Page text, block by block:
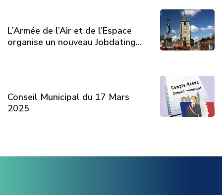
L’Armée de l’Air et de l’Espace
organise un nouveau Jobdating…
Conseil Municipal du 17 Mars
2025